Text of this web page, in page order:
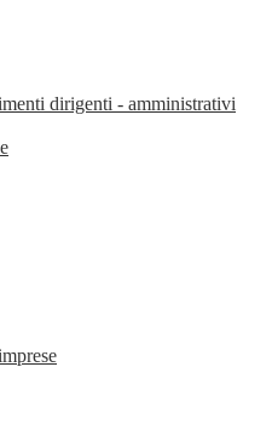
dirigenti - amministrativi